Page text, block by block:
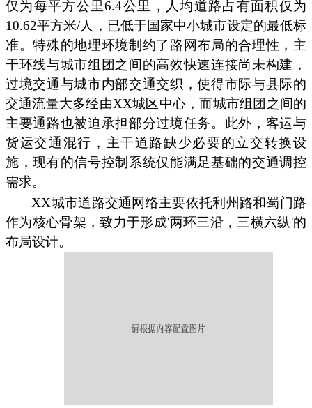
仅为每平方公里6.4公里，人均道路占有面积仅为
10.62平方米/人，已低于国家中小城市设定的最低标
准。特殊的地理环境制约了路网布局的合理性，主
干环线与城市组团之间的高效快速连接尚未构建，
过境交通与城市内部交通交织，使得市际与县际的
交通流量大多经由XX城区中心，而城市组团之间的
主要通路也被迫承担部分过境任务。此外，客运与
货运交通混行，主干道路缺少必要的立交转换设
施，现有的信号控制系统仅能满足基础的交通调控
需求。
XX城市道路交通网络主要依托利州路和蜀门路
作为核心骨架，致力于形成'两环三沿，三横六纵'的
布局设计。